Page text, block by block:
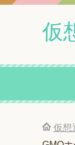
仮
仮想